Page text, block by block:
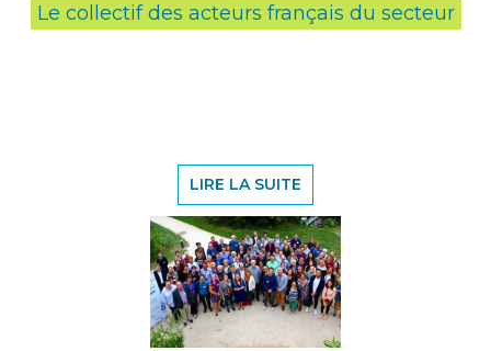
Le collectif des acteurs français du secteur
LIRE LA SUITE